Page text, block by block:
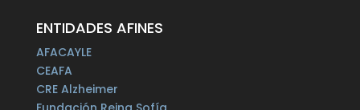
ENTIDADES AFINES
AFACAYLE
CEAFA
CRE Alzheimer